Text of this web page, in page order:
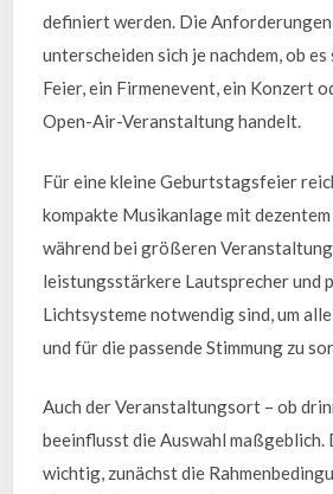
definiert werden. Die Anforderungen
unterscheiden sich je nachdem, ob
Feier, ein Firmenevent, ein Konzert
Open-Air-Veranstaltung handelt.
Für eine kleine Geburtstagsfeier
kompakte Musikanlage mit
während bei größeren
leistungsstärkere Lautsprecher und
Lichtsysteme notwendig sind, um
und für die passende Stimmung zu
Auch der Veranstaltungsort – ob
beeinflusst die Auswahl maßgeblich.
wichtig, zunächst die